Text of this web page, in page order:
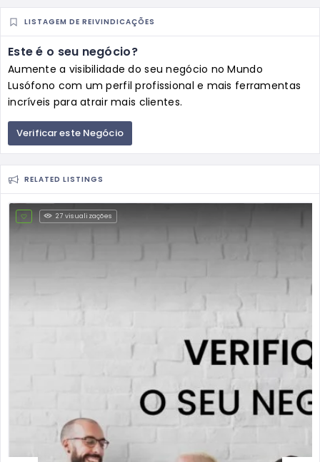
LISTAGEM DE REIVINDICAÇÕES
Este é o seu negócio?
Aumente a visibilidade do seu negócio no Mundo
Lusófono com um perfil profissional e mais ferramentas
incríveis para atrair mais clientes.
Verificar este Negócio
RELATED LISTINGS
27 visualizações